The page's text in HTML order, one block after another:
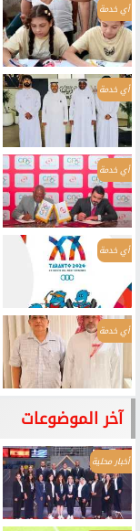
أي خدمة
أي خدمة
أي خدمة
أي خدمة
أي خدمة
آخر الموضوعات
أخبار محلية